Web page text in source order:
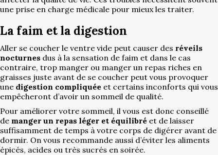
une prise en charge médicale pour mieux les traiter.
La faim et la digestion
Aller se coucher le ventre vide peut causer des réveils
nocturnes dus à la sensation de faim et dans le cas
contraire, trop manger ou manger un repas riches en
graisses juste avant de se coucher peut vous provoquer
une digestion compliquée et certains inconforts qui vous
empêcheront d’avoir un sommeil de qualité.
Pour améliorer votre sommeil, il vous est donc conseillé
de manger un repas léger et équilibré et de laisser
suffisamment de temps à votre corps de digérer avant de
dormir. On vous recommande aussi d’éviter les aliments
épicés, acides ou très sucrés en soirée.